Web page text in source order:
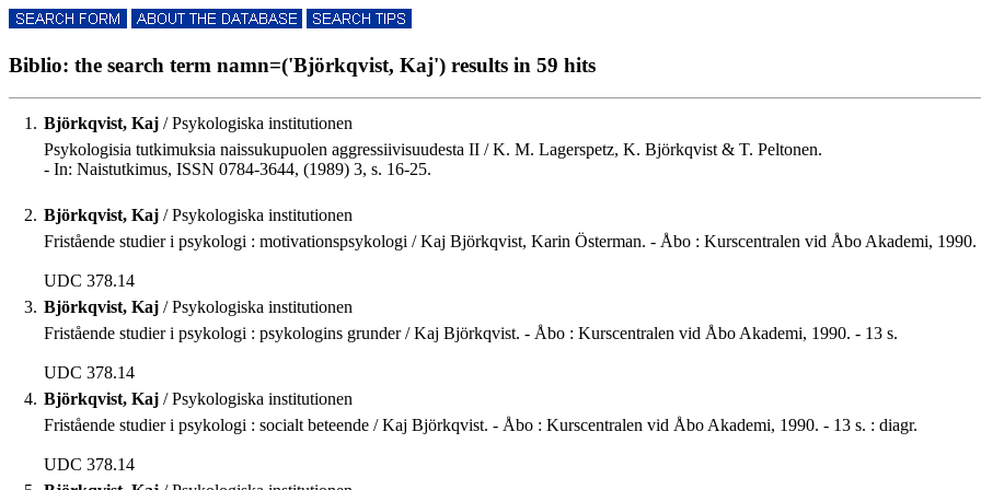
Biblio: the search term namn=('Björkqvist, Kaj') results in 59 hits
1. Björkqvist, Kaj / Psykologiska institutionen
Psykologisia tutkimuksia naissukupuolen aggressiivisuudesta II / K. M. Lagerspetz, K. Björkqvist & T. Peltonen.
- In: Naistutkimus, ISSN 0784-3644, (1989) 3, s. 16-25.
2. Björkqvist, Kaj / Psykologiska institutionen
Fristående studier i psykologi : motivationspsykologi / Kaj Björkqvist, Karin Österman. - Åbo : Kurscentralen vid Åbo Akademi, 1990.
UDC 378.14
3. Björkqvist, Kaj / Psykologiska institutionen
Fristående studier i psykologi : psykologins grunder / Kaj Björkqvist. - Åbo : Kurscentralen vid Åbo Akademi, 1990. - 13 s.
UDC 378.14
4. Björkqvist, Kaj / Psykologiska institutionen
Fristående studier i psykologi : socialt beteende / Kaj Björkqvist. - Åbo : Kurscentralen vid Åbo Akademi, 1990. - 13 s. : diagr.
UDC 378.14